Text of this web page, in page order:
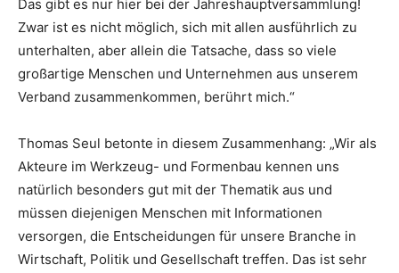
Das gibt es nur hier bei der Jahreshauptversammlung!
Zwar ist es nicht möglich, sich mit allen ausführlich zu
unterhalten, aber allein die Tatsache, dass so viele
großartige Menschen und Unternehmen aus unserem
Verband zusammenkommen, berührt mich.“
Thomas Seul betonte in diesem Zusammenhang: „Wir als
Akteure im Werkzeug- und Formenbau kennen uns
natürlich besonders gut mit der Thematik aus und
müssen diejenigen Menschen mit Informationen
versorgen, die Entscheidungen für unsere Branche in
Wirtschaft, Politik und Gesellschaft treffen. Das ist sehr